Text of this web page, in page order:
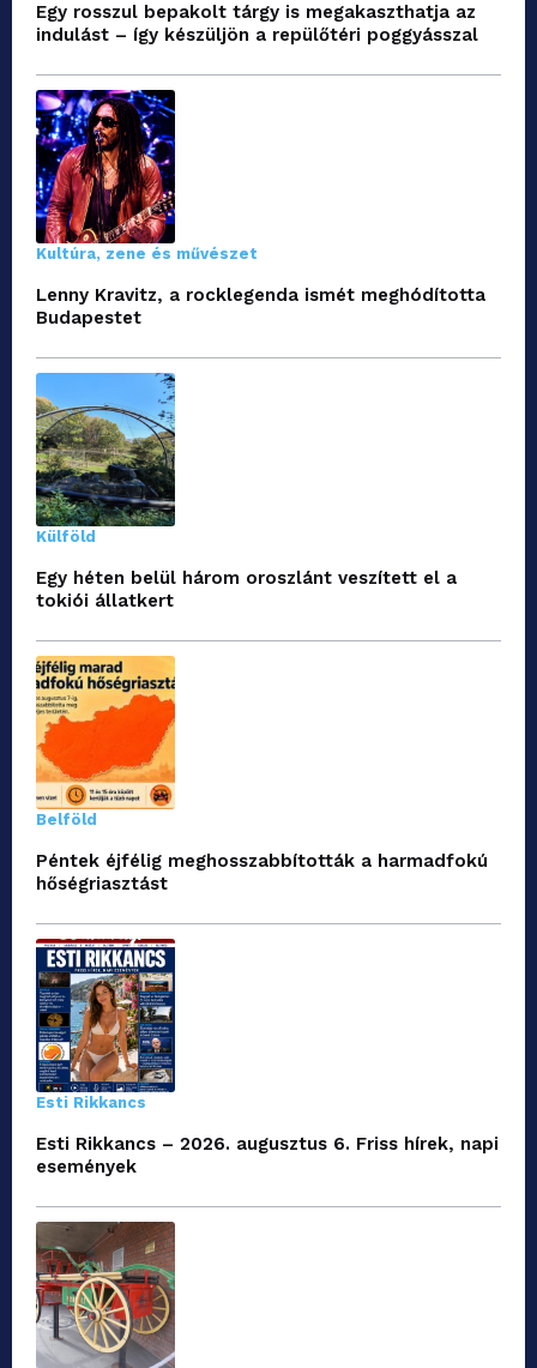
Egy rosszul bepakolt tárgy is megakaszthatja az
indulást – így készüljön a repülőtéri poggyásszal
Kultúra, zene és művészet
Lenny Kravitz, a rocklegenda ismét meghódította
Budapestet
Külföld
Egy héten belül három oroszlánt veszített el a
tokiói állatkert
Belföld
Péntek éjfélig meghosszabbították a harmadfokú
hőségriasztást
Esti Rikkancs
Esti Rikkancs – 2026. augusztus 6. Friss hírek, napi
események